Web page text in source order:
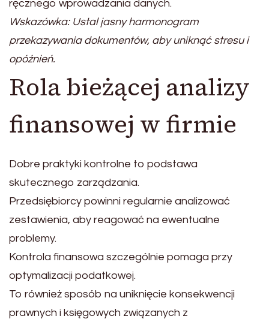
ręcznego wprowadzania danych.
Wskazówka: Ustal jasny harmonogram
przekazywania dokumentów, aby uniknąć stresu i
opóźnień.
Rola bieżącej analizy
finansowej w firmie
Dobre praktyki kontrolne to podstawa
skutecznego zarządzania.
Przedsiębiorcy powinni regularnie analizować
zestawienia, aby reagować na ewentualne
problemy.
Kontrola finansowa szczególnie pomaga przy
optymalizacji podatkowej.
To również sposób na uniknięcie konsekwencji
prawnych i księgowych związanych z